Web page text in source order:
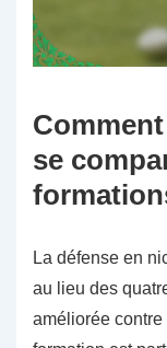
se
La défense en
au lieu des
améliorée